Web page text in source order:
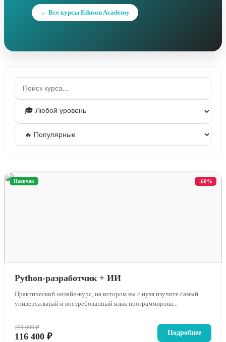
← Все курсы Eduson Academy
-60%
Новичок
Python-разработчик + ИИ
Практический онлайн-курс, на котором вы с нуля изучите самый
универсальный и востребованный язык программирова...
291 000 ₽
116 400 ₽ Подробнее